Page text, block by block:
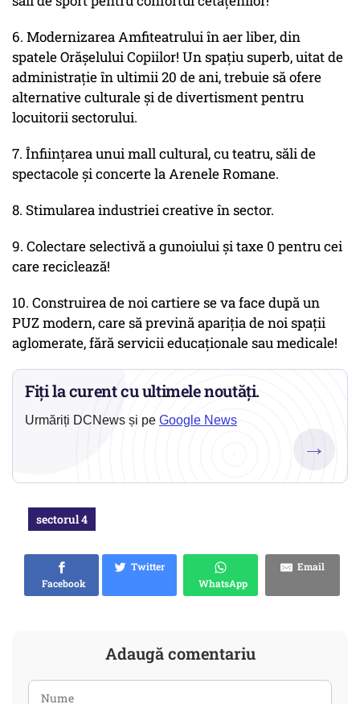
6. Modernizarea Amfiteatrului în aer liber, din
spatele Orășelului Copiilor! Un spațiu superb, uitat de
administrație în ultimii 20 de ani, trebuie să ofere
alternative culturale și de divertisment pentru
locuitorii sectorului.
7. Înființarea unui mall cultural, cu teatru, săli de
spectacole și concerte la Arenele Romane.
8. Stimularea industriei creative în sector.
9. Colectare selectivă a gunoiului și taxe 0 pentru cei
care reciclează!
10. Construirea de noi cartiere se va face după un
PUZ modern, care să prevină apariția de noi spații
aglomerate, fără servicii educaționale sau medicale!
Fiți la curent cu ultimele noutăți.
Urmăriți DCNews și pe Google News
→
sectorul 4
Facebook
Twitter
WhatsApp
Email
Adaugă comentariu